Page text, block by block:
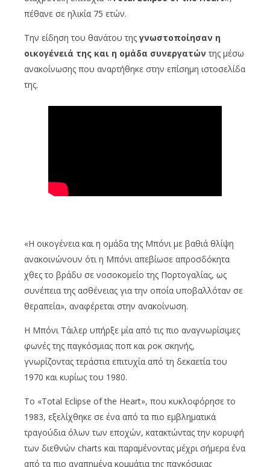
πέθανε σε ηλικία 75 ετών.
Την είδηση του θανάτου της γνωστοποίησαν η
οικογένειά της και η ομάδα συνεργατών της μέσω
ανακοίνωσης που αναρτήθηκε στην επίσημη ιστοσελίδα
της.
«Η οικογένεια και η ομάδα της Μπόνι με βαθιά θλίψη
ανακοινώνουν ότι η Μπόνι απεβίωσε απροσδόκητα
χθες το βράδυ σε νοσοκομείο της Πορτογαλίας, ως
συνέπεια της ασθένειας για την οποία υποβαλλόταν σε
θεραπεία», αναφέρεται στην ανακοίνωση.
Η Μπόνι Τάιλερ υπήρξε μία από τις πιο αναγνωρίσιμες
φωνές της παγκόσμιας ποπ και ροκ σκηνής,
γνωρίζοντας τεράστια επιτυχία από τη δεκαετία του
1970 και κυρίως του 1980.
Το «Total Eclipse of the Heart», που κυκλοφόρησε το
1983, εξελίχθηκε σε ένα από τα πιο εμβληματικά
τραγούδια όλων των εποχών, κατακτώντας την κορυφή
των διεθνών charts και παραμένοντας μέχρι σήμερα ένα
από τα πιο αγαπημένα κομμάτια της παγκόσμιας